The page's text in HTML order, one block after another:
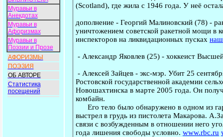
Муравьи в
Анекдотах
Муравьи в
Афоризмах
Муравьи в
Поэзии и Прозе
АФОРИЗМЫ
ПОЭЗИЯ
ОБ АВТОРЕ
Статистика
посещений
(Scotland), где жила с 1946 года. У неё
дополнение -Георгий Малиновский (78) -
уничтожением советской ракетной мощи в
инспекторов на ликвидационных пусках
- Александр Яковлев (25) - хоккеист
- Алексей Зайцев - экс-мэр. Убит 25
Ростовской государственной академии
Новошахтинска в марте 2005 года. Он
комбайн.
Его тело было обнаружено в одном из
выстрел в грудь из пистолета Макарова.
связи с возбужденным в отношении него
года лишения свободы условно.www.rbc.ru